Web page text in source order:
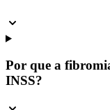
Por que a
INSS?